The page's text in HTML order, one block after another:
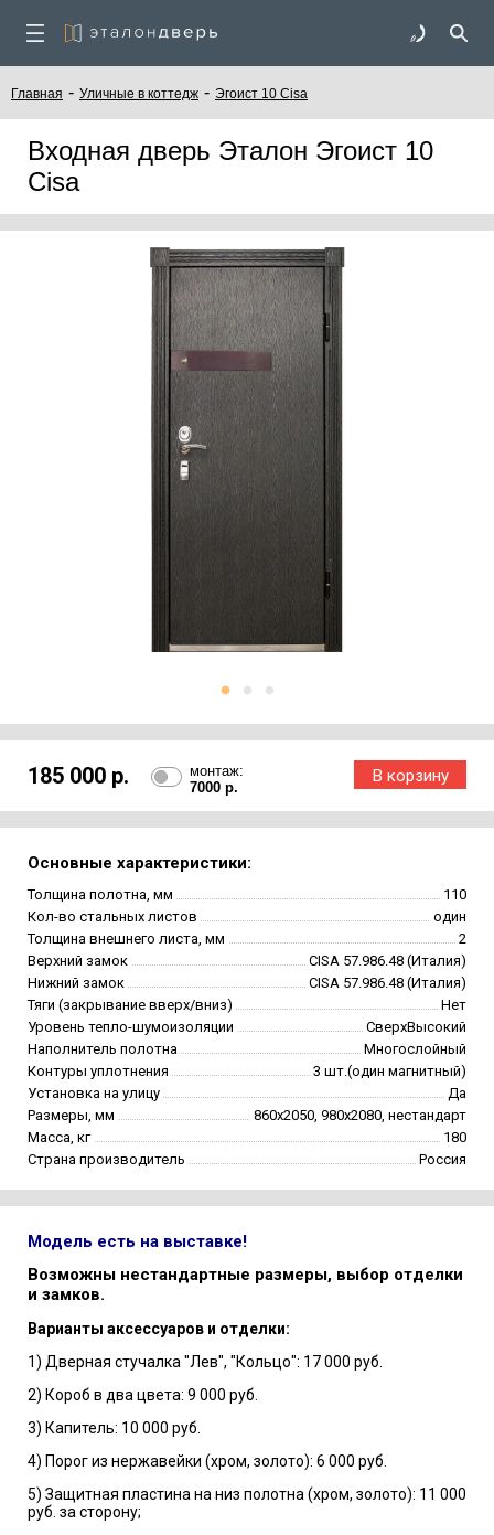
Главная - Уличные в коттедж - Эгоист 10 Cisa
Входная дверь Эталон Эгоист 10
Cisa
185 000 р.
монтаж:
7000 р.
Основные характеристики:
Толщина полотна, мм
110
Кол-во стальных листов
один
Толщина внешнего листа, мм
2
Верхний замок
CISA 57.986.48 (Италия)
Нижний замок
CISA 57.986.48 (Италия)
Тяги (закрывание вверх/вниз)
Нет
Уровень тепло-шумоизоляции
СверхВысокий
Наполнитель полотна
Многослойный
Контуры уплотнения
3 шт.(один магнитный)
Установка на улицу
Да
Размеры, мм
860х2050, 980х2080, нестандарт
Масса, кг
180
Страна производитель
Россия
Модель есть на выставке!
Возможны нестандартные размеры, выбор отделки
и замков.
Варианты аксессуаров и отделки:
1) Дверная стучалка "Лев", "Кольцо": 17 000 руб.
2) Короб в два цвета: 9 000 руб.
3) Капитель: 10 000 руб.
4) Порог из нержавейки (хром, золото): 6 000 руб.
5) Защитная пластина на низ полотна (хром, золото): 11 000
руб. за сторону;